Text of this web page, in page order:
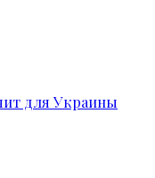
для Украины